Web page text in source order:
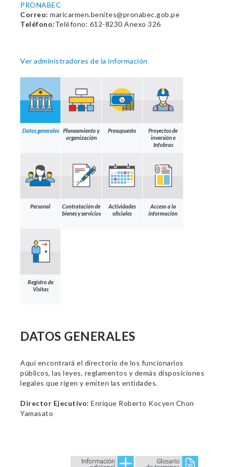
PRONABEC
Correo: maricarmen.benites@pronabec.gob.pe
Teléfono:Teléfono: 612-8230 Anexo 326
Ver administradores de la información
Datos generales
Planeamiento y
organización
Presupuesto
Proyectos de
inversión e
Infobras
Personal
Contratación de
bienes y servicios
Actividades
oficiales
Acceso a la
información
Registro de
Visitas
DATOS GENERALES
Aquí encontrará el directorio de los funcionarios
públicos, las leyes, reglamentos y demás disposiciones
legales que rigen y emiten las entidades.
Director Ejecutivo: Enrique Roberto Kocyen Chon
Yamasato